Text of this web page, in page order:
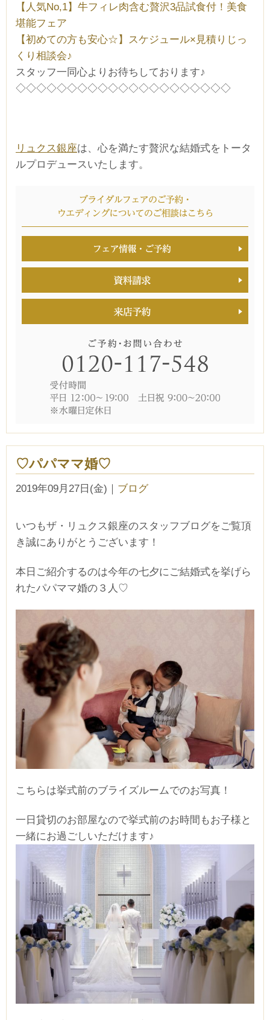
【人気No,1】牛フィレ肉含む贅沢3品試食付！美食
堪能フェア
【初めての方も安心☆】スケジュール×見積りじっ
くり相談会♪
スタッフ一同心よりお待ちしております♪
◇◇◇◇◇◇◇◇◇◇◇◇◇◇◇◇◇◇◇◇◇
リュクス銀座は、心を満たす贅沢な結婚式をトータ
ルプロデュースいたします。
♡パパママ婚♡
2019年09月27日(金) ｜ ブログ
いつもザ・リュクス銀座のスタッフブログをご覧頂
き誠にありがとうございます！
本日ご紹介するのは今年の七夕にご結婚式を挙げら
れたパパママ婚の３人♡
こちらは挙式前のブライズルームでのお写真！
一日貸切のお部屋なので挙式前のお時間もお子様と
一緒にお過ごしいただけます♪